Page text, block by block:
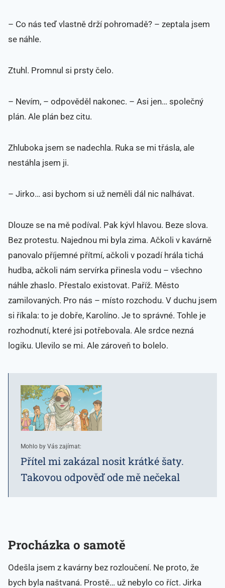
– Co nás teď vlastně drží pohromadě? – zeptala jsem
se náhle.
Ztuhl. Promnul si prsty čelo.
– Nevím, – odpověděl nakonec. – Asi jen… společný
plán. Ale plán bez citu.
Zhluboka jsem se nadechla. Ruka se mi třásla, ale
nestáhla jsem ji.
– Jirko… asi bychom si už neměli dál nic nalhávat.
Dlouze se na mě podíval. Pak kývl hlavou. Beze slova.
Bez protestu. Najednou mi byla zima. Ačkoli v kavárně
panovalo příjemné přítmí, ačkoli v pozadí hrála tichá
hudba, ačkoli nám servírka přinesla vodu – všechno
náhle zhaslo. Přestalo existovat. Paříž. Město
zamilovaných. Pro nás – místo rozchodu. V duchu jsem
si říkala: to je dobře, Karolíno. Je to správné. Tohle je
rozhodnutí, které jsi potřebovala. Ale srdce nezná
logiku. Ulevilo se mi. Ale zároveň to bolelo.
Mohlo by Vás zajímat:
Přítel mi zakázal nosit krátké šaty.
Takovou odpověď ode mě nečekal
Procházka o samotě
Odešla jsem z kavárny bez rozloučení. Ne proto, že
bych byla naštvaná. Prostě… už nebylo co říct. Jirka